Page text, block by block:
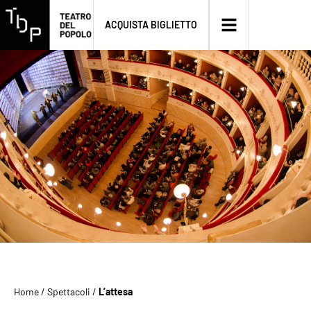
ACQUISTA BIGLIETTO
Home/ Spettacoli / L’attesa